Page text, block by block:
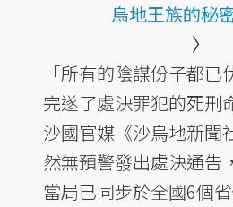
烏地王族的秘
〉
「所有的陰謀份子都已
完遂了處決罪犯的死刑
沙國官媒《沙烏地新聞
然無預警發出處決通告
當局已同步於全國6個